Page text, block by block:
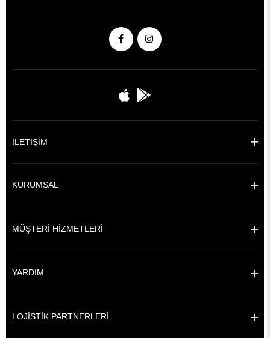
İLETİŞİM
KURUMSAL
MÜŞTERİ HİZMETLERİ
YARDIM
LOJİSTİK PARTNERLERİ